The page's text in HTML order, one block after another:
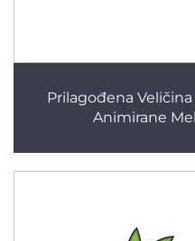
Prilagođena
Animirane